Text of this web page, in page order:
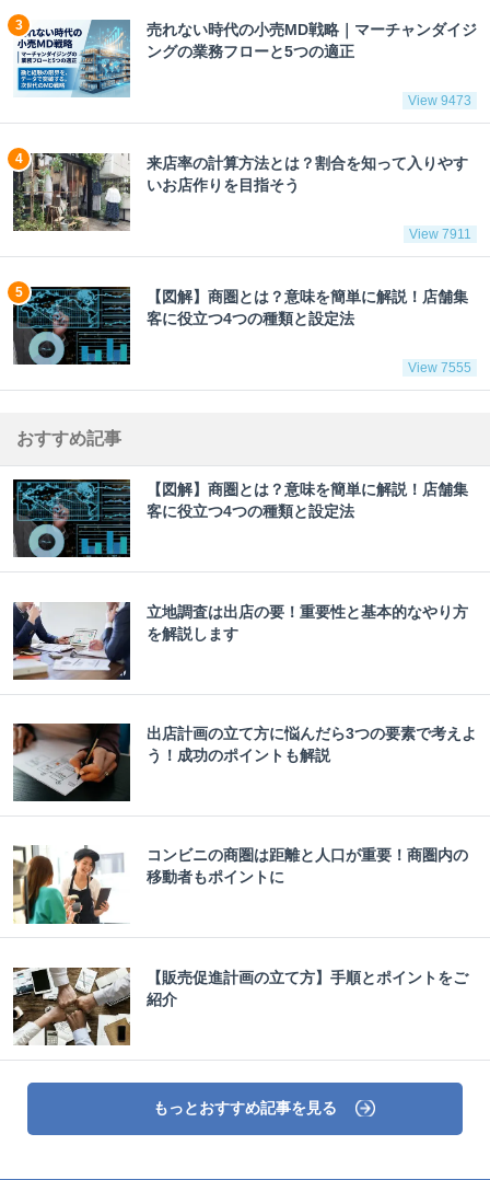
売れない時代の小売MD戦略｜マーチャンダイジ
ングの業務フローと5つの適正
View 9473
来店率の計算方法とは？割合を知って入りやす
いお店作りを目指そう
View 7911
【図解】商圏とは？意味を簡単に解説！店舗集
客に役立つ4つの種類と設定法
View 7555
おすすめ記事
【図解】商圏とは？意味を簡単に解説！店舗集
客に役立つ4つの種類と設定法
立地調査は出店の要！重要性と基本的なやり方
を解説します
出店計画の立て方に悩んだら3つの要素で考えよ
う！成功のポイントも解説
コンビニの商圏は距離と人口が重要！商圏内の
移動者もポイントに
【販売促進計画の立て方】手順とポイントをご
紹介
もっとおすすめ記事を見る